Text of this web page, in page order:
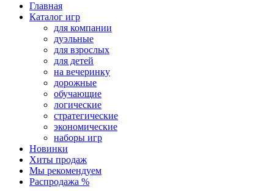
Главная
Каталог игр
для компании
дуэльные
для взрослых
для детей
на вечеринку
дорожные
обучающие
логические
стратегические
экономические
наборы игр
Новинки
Хиты продаж
Мы рекомендуем
Распродажа %